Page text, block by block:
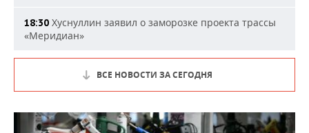
18:30 Хуснуллин заявил о заморозке проекта трассы
«Меридиан»
ВСЕ НОВОСТИ ЗА СЕГОДНЯ